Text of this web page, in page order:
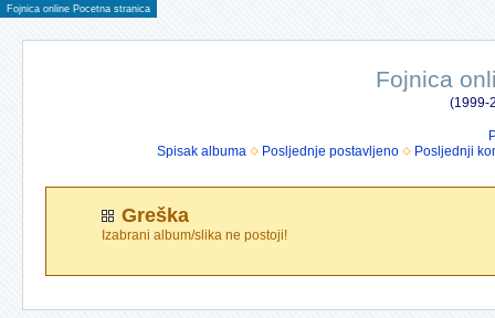
Fojnica online Pocetna stranica
Fojnica
(1999-
Spisak albuma
Posljednje postavljeno Posljednji
Greška
Izabrani album/slika ne postoji!